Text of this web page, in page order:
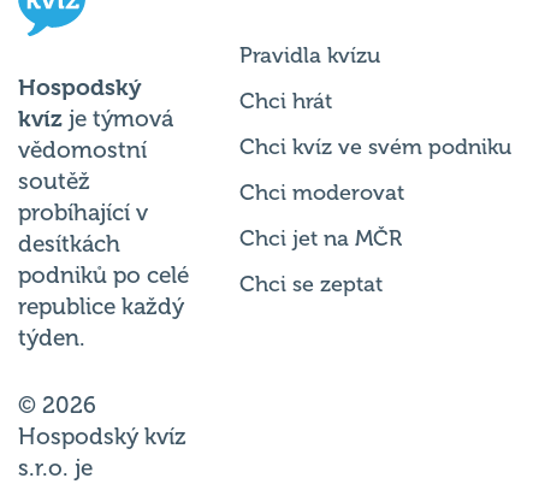
Hospodský
kvíz je týmová
vědomostní
soutěž
probíhající v
desítkách
podniků po celé
republice každý
týden.
© 2026
Hospodský kvíz
s.r.o. je
Pravidla kvízu
Chci hrát
Chci kvíz ve svém podniku
Chci moderovat
Chci jet na MČR
Chci se zeptat